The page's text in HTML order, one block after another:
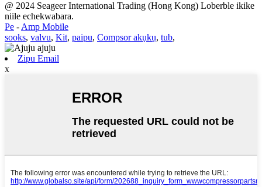
@ 2024 Seageer International Trading (Hong Kong) Loberble ikike
niile echekwabara.
Pe -Amp Mobile
sooks, valvu, Kit, paipu, Compsor akụkụ, tub,
Zipu Email
x